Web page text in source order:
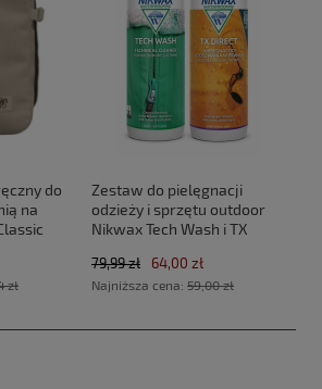
do
na
Wizz
zł
Zestaw do pielęgnacji
odzieży i sprzętu outdoor
Nikwax Tech Wash i TX
79,99 zł 64,00 zł
Najniższa cena: 59,00 zł